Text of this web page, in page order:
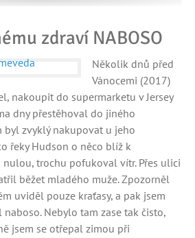
zdraví NABOSO
Několik dnů před
Vánocemi (2017)
nakoupit do supermarketu v Jersey
dny přestěhoval do jiného
byl zvyklý nakupovat u jeho
řeky Hudson o něco blíž k
nulou, trochu pofukoval vítr. Přes ulici
běžet mladého muže. Zpozorněl
uviděl pouze kraťasy, a pak jsem
Nebylo tam zase tak čisto,
jsem se otřepal zimou při